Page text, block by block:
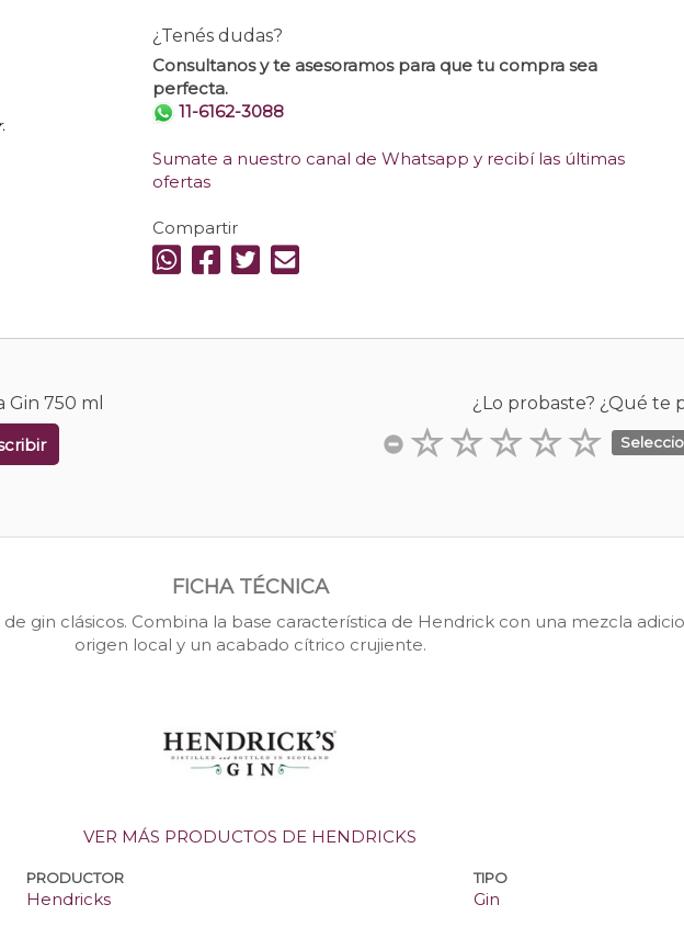
¿Tenés dudas?
Consultanos y te asesoramos para que tu compra sea
perfecta.
11-6162-3088
Sumate a nuestro canal de Whatsapp y recibí las últimas
ofertas
Compartir
750 ml
¿Lo probaste? ¿Qué te
FICHA TÉCNICA
gin clásicos. Combina la base característica de Hendrick con una mezcla
origen local y un acabado cítrico crujiente.
VER MÁS PRODUCTOS DE HENDRICKS
PRODUCTOR
Hendricks
TIPO
Gin